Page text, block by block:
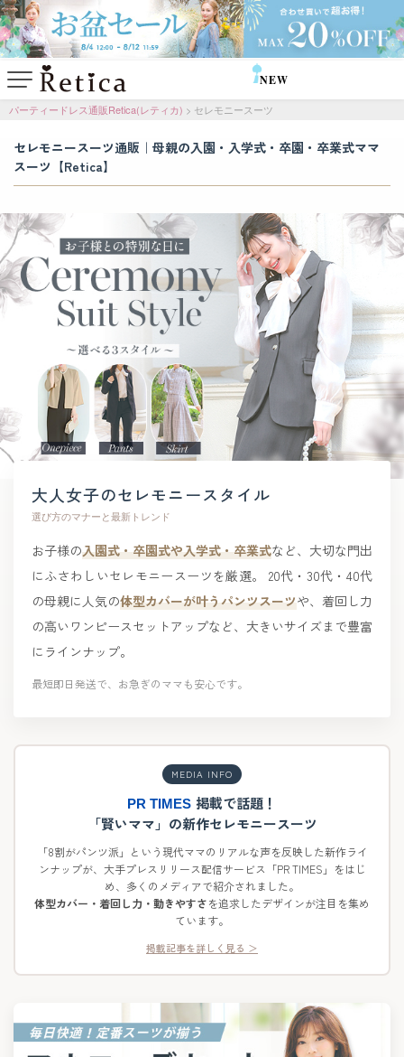
NEW
パーティードレス通販Retica(レティカ) セレモニースーツ
セレモニースーツ通販｜母親の入園・入学式・卒園・卒業式ママ
スーツ【Retica】
大人女子のセレモニースタイル
選び方のマナーと最新トレンド
お子様の入園式・卒園式や入学式・卒業式など、大切な門出
にふさわしいセレモニースーツを厳選。 20代・30代・40代
の母親に人気の体型カバーが叶うパンツスーツや、着回し力
の高いワンピースセットアップなど、大きいサイズまで豊富
にラインナップ。
最短即日発送で、お急ぎのママも安心です。
MEDIA INFO
PR TIMES 掲載で話題！
「賢いママ」の新作セレモニースーツ
「8割がパンツ派」という現代ママのリアルな声を反映した新作ライ
ンナップが、大手プレスリリース配信サービス「PR TIMES」をはじ
め、多くのメディアで紹介されました。
体型カバー・着回し力・動きやすさを追求したデザインが注目を集め
ています。
掲載記事を詳しく見る ＞